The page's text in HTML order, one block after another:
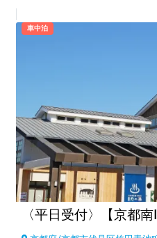
車中泊